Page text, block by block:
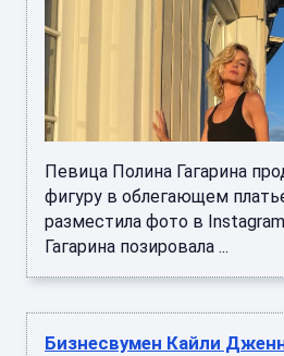
Певица Полина Гагарина
фигуру в облегающем
разместила фото в
Гагарина позировала ...
Бизнесвумен Кайли